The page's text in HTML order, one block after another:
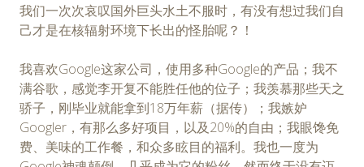
我们一次次哀叹国外巨头水土不服时，有没有想过我们自
己才是在核辐射环境下长出的怪胎呢？！
我喜欢Google这家公司，使用多种Google的产品；我不
满谷歌，感觉李开复不能胜任他的位子；我羡慕那些天之
骄子，刚毕业就能拿到18万年薪（据传）；我嫉妒
Googler，有那么多好项目，以及20%的自由；我眼馋免
费、美味的工作餐，和众多眩目的福利。我也一度为